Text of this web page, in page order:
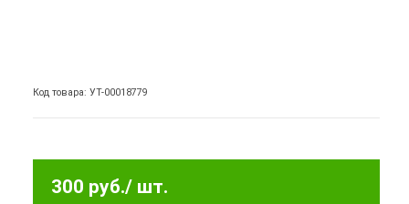
Код товара: УТ-00018779
300 руб./ шт.